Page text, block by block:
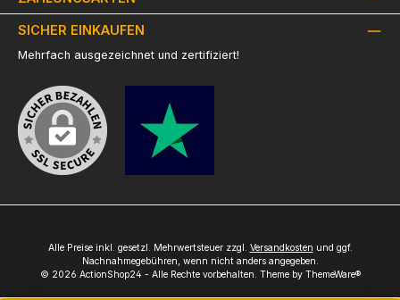
SICHER EINKAUFEN
Mehrfach ausgezeichnet und zertifiziert!
Alle Preise inkl. gesetzl. Mehrwertsteuer zzgl. Versandkosten und ggf.
Nachnahmegebühren, wenn nicht anders angegeben.
© 2026 ActionShop24 - Alle Rechte vorbehalten. Theme by ThemeWare®